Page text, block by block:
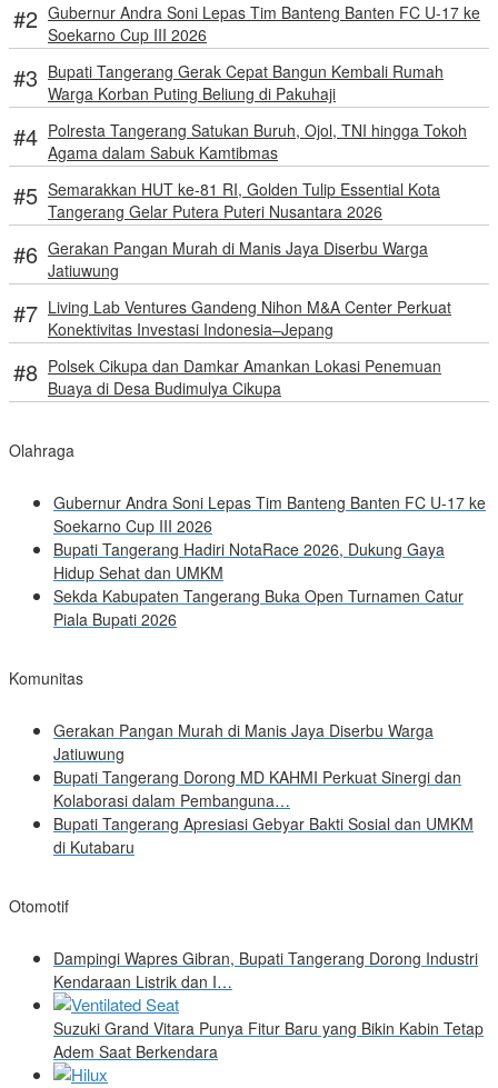
Gubernur Andra Soni Lepas Tim Banteng Banten FC U-17 ke
Soekarno Cup III 2026
Bupati Tangerang Gerak Cepat Bangun Kembali Rumah
Warga Korban Puting Beliung di Pakuhaji
Polresta Tangerang Satukan Buruh, Ojol, TNI hingga Tokoh
Agama dalam Sabuk Kamtibmas
Semarakkan HUT ke-81 RI, Golden Tulip Essential Kota
Tangerang Gelar Putera Puteri Nusantara 2026
Gerakan Pangan Murah di Manis Jaya Diserbu Warga
Jatiuwung
Living Lab Ventures Gandeng Nihon M&A Center Perkuat
Konektivitas Investasi Indonesia–Jepang
Polsek Cikupa dan Damkar Amankan Lokasi Penemuan
Buaya di Desa Budimulya Cikupa
Olahraga
Gubernur Andra Soni Lepas Tim Banteng Banten FC U-17 ke
Soekarno Cup III 2026
Bupati Tangerang Hadiri NotaRace 2026, Dukung Gaya
Hidup Sehat dan UMKM
Sekda Kabupaten Tangerang Buka Open Turnamen Catur
Piala Bupati 2026
Komunitas
Gerakan Pangan Murah di Manis Jaya Diserbu Warga
Jatiuwung
Bupati Tangerang Dorong MD KAHMI Perkuat Sinergi dan
Kolaborasi dalam Pembanguna…
Bupati Tangerang Apresiasi Gebyar Bakti Sosial dan UMKM
di Kutabaru
Otomotif
Dampingi Wapres Gibran, Bupati Tangerang Dorong Industri
Kendaraan Listrik dan I…
Suzuki Grand Vitara Punya Fitur Baru yang Bikin Kabin Tetap
Adem Saat Berkendara